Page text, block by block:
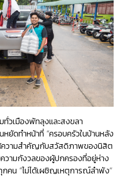
วเมืองพัทลุงและสงขลา
ยัดทำหน้าที่ “ครอบครัวในบ้านหลัง
ความสำคัญกับสวัสดิภาพของนิสิต
วามกังวลของผู้ปกครองที่อยู่ห่าง
คน “ไม่ได้เผชิญเหตุการณ์ลำพัง”